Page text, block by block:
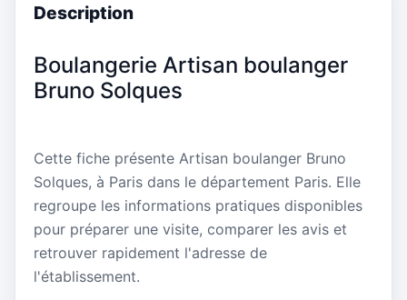
Description
Boulangerie Artisan boulanger
Bruno Solques
Cette fiche présente Artisan boulanger Bruno
Solques, à Paris dans le département Paris. Elle
regroupe les informations pratiques disponibles
pour préparer une visite, comparer les avis et
retrouver rapidement l'adresse de
l'établissement.